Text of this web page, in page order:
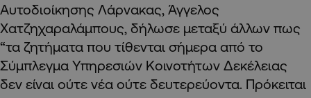
Αυτοδιοίκησης Λάρνακας, Άγγελος
Χατζηχαραλάμπους, δήλωσε μεταξύ άλλων πως
“τα ζητήματα που τίθενται σήμερα από το
Σύμπλεγμα Υπηρεσιών Κοινοτήτων Δεκέλειας
δεν είναι ούτε νέα ούτε δευτερεύοντα. Πρόκειται